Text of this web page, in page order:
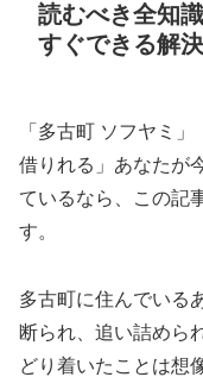
読むべき全知
すぐできる解
「多古町 ソフヤミ
借りれる」あなたが
ているなら、この記
す。
多古町に住んでいる
断られ、追い詰めら
どり着いたことは想